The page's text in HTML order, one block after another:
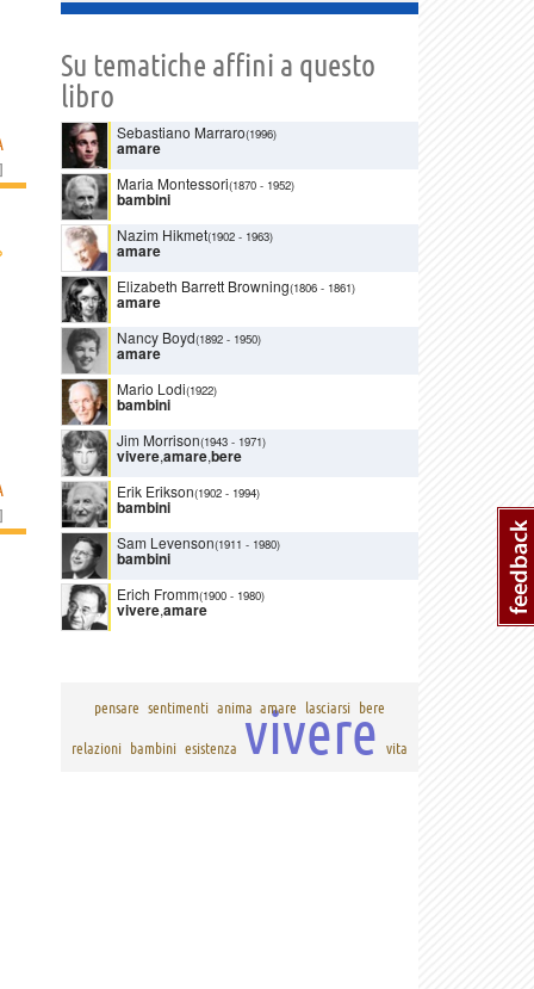
]
]
Su tematiche affini a questo
libro
Sebastiano Marraro(1996)
amare
Maria Montessori(1870 - 1952)
bambini
Nazim Hikmet(1902 - 1963)
amare
Elizabeth Barrett Browning(1806 - 1861)
amare
Nancy Boyd(1892 - 1950)
amare
Mario Lodi(1922)
bambini
Jim Morrison(1943 - 1971)
vivere,amare,bere
Erik Erikson(1902 - 1994)
bambini
Sam Levenson(1911 - 1980)
bambini
Erich Fromm(1900 - 1980)
vivere,amare
pensare sentimenti anima amare lasciarsi bere
relazioni bambini esistenza vivere vita